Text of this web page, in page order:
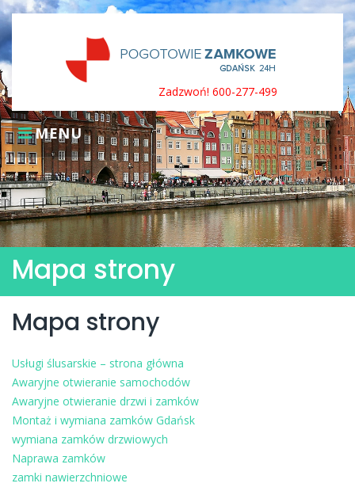
Skip
to
content
Zadzwoń! 600-277-499
MENU
Mapa strony
Mapa strony
Usługi ślusarskie – strona główna
Awaryjne otwieranie samochodów
Awaryjne otwieranie drzwi i zamków
Montaż i wymiana zamków Gdańsk
wymiana zamków drzwiowych
Naprawa zamków
zamki nawierzchniowe